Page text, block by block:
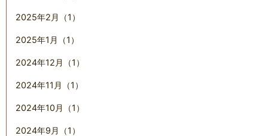
2025年2月（1）
2025年1月（1）
2024年12月（1）
2024年11月（1）
2024年10月（1）
2024年9月（1）